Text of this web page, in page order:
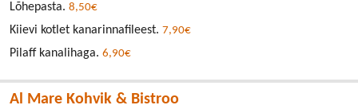
Lõhepasta. 8,50€
Kiievi kotlet kanarinnafileest. 7,90€
Pilaff kanalihaga. 6,90€
Al Mare Kohvik & Bistroo